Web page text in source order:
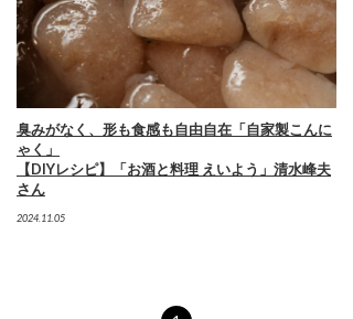
臭みがなく、形も食感も自由自在「自家製こんに
ゃく」
【DIYレシピ】「お酒と料理 えいよう」清水峰夫
さん
2024.11.05